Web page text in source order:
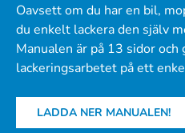
Oavsett om du har en bil,
du enkelt lackera den själv
Manualen är på 13 sidor
lackeringsarbetet på ett
LADDA NER MANUALEN!